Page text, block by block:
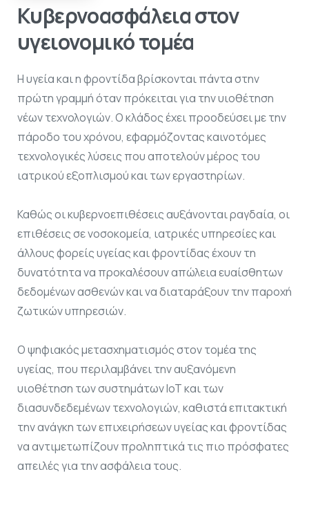
Κυβερνοασφάλεια στον
υγειονομικό τομέα
Η υγεία και η φροντίδα βρίσκονται πάντα στην
πρώτη γραμμή όταν πρόκειται για την υιοθέτηση
νέων τεχνολογιών. Ο κλάδος έχει προοδεύσει με την
πάροδο του χρόνου, εφαρμόζοντας καινοτόμες
τεχνολογικές λύσεις που αποτελούν μέρος του
ιατρικού εξοπλισμού και των εργαστηρίων.
Καθώς οι κυβερνοεπιθέσεις αυξάνονται ραγδαία, οι
επιθέσεις σε νοσοκομεία, ιατρικές υπηρεσίες και
άλλους φορείς υγείας και φροντίδας έχουν τη
δυνατότητα να προκαλέσουν απώλεια ευαίσθητων
δεδομένων ασθενών και να διαταράξουν την παροχή
ζωτικών υπηρεσιών.
Ο ψηφιακός μετασχηματισμός στον τομέα της
υγείας, που περιλαμβάνει την αυξανόμενη
υιοθέτηση των συστημάτων IoT και των
διασυνδεδεμένων τεχνολογιών, καθιστά επιτακτική
την ανάγκη των επιχειρήσεων υγείας και φροντίδας
να αντιμετωπίζουν προληπτικά τις πιο πρόσφατες
απειλές για την ασφάλεια τους.